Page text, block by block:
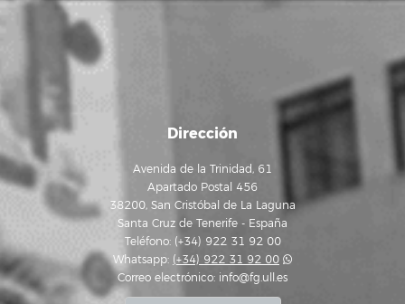
Dirección
Avenida de la Trinidad, 61
Apartado Postal 456
38200, San Cristóbal de La Laguna
Santa Cruz de Tenerife - España
Teléfono: (+34) 922 31 92 00
Whatsapp: (+34) 922 31 92 00
Correo electrónico: info@fg.ull.es